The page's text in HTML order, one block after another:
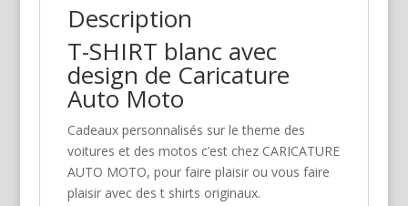
Description
T-SHIRT blanc avec
design de Caricature
Auto Moto
Cadeaux personnalisés sur le theme des
voitures et des motos c’est chez CARICATURE
AUTO MOTO, pour faire plaisir ou vous faire
plaisir avec des t shirts originaux.